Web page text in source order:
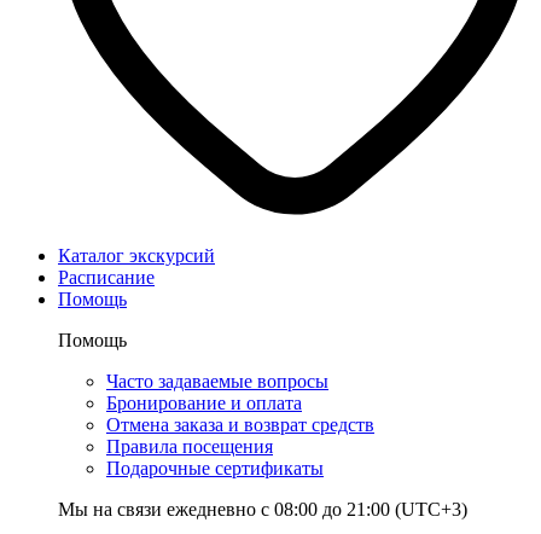
Каталог экскурсий
Расписание
Помощь
Помощь
Часто задаваемые вопросы
Бронирование и оплата
Отмена заказа и возврат средств
Правила посещения
Подарочные сертификаты
Мы на связи ежедневно с 08:00 до 21:00 (UTC+3)